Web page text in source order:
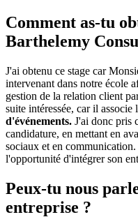
Comment as-tu
Barthelemy
J'ai obtenu ce stage car
intervenant dans notre école
gestion de la relation client
suite intéressée, car il
d'événements. J'ai donc pris
candidature, en mettant en
sociaux et en
l'opportunité d'intégrer son
Peux-tu nous
entreprise ?